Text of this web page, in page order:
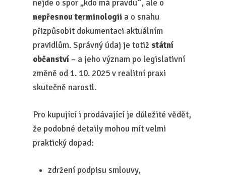
nejde o spor „kdo má pravdu“, ale o
nepřesnou terminologii a o snahu
přizpůsobit dokumentaci aktuálním
pravidlům. Správný údaj je totiž státní
občanství– a jeho význam po legislativní
změně od 1. 10. 2025 v realitní praxi
skutečně narostl.
Pro kupující i prodávající je důležité vědět,
že podobné detaily mohou mít velmi
praktický dopad:
zdržení podpisu smlouvy,